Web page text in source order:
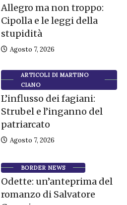
Allegro ma non troppo:
Cipolla e le leggi della
stupidità
Agosto 7, 2026
ARTICOLI DI MARTINO
CIANO
L’influsso dei fagiani:
Strubel e l’inganno del
patriarcato
Agosto 7, 2026
BORDER NEWS
Odette: un’anteprima del
romanzo di Salvatore